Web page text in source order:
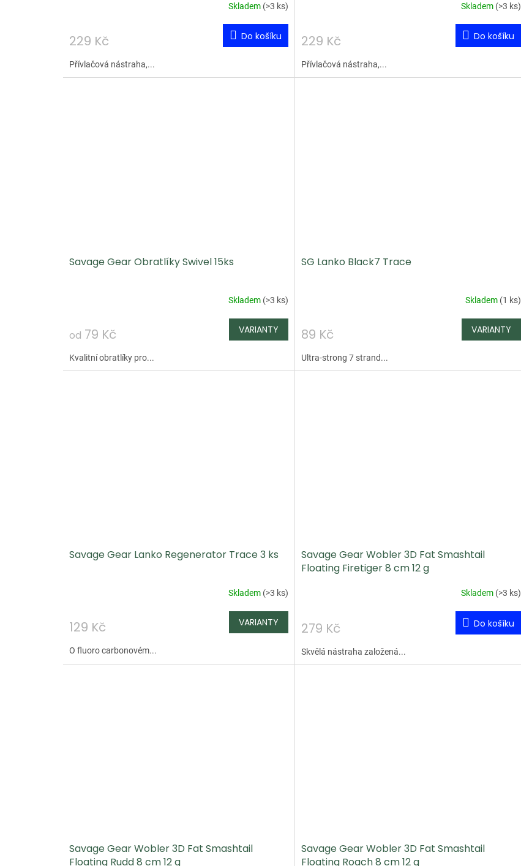
Skladem (>3 ks)
229 Kč Do košíku
Přívlačová nástraha,...
Skladem (>3 ks)
229 Kč Do košíku
Přívlačová nástraha,...
Savage Gear Obratlíky Swivel 15ks
Skladem (>3 ks)
od 79 Kč
Kvalitní obratlíky pro...
SG Lanko Black7 Trace
Skladem (1 ks)
89 Kč
Ultra-strong 7 strand...
Savage Gear Lanko Regenerator Trace 3 ks
Skladem (>3 ks)
129 Kč
O fluoro carbonovém...
Savage Gear Wobler 3D Fat Smashtail
Floating Firetiger 8 cm 12 g
Skladem (>3 ks)
279 Kč Do košíku
Skvělá nástraha založená...
Savage Gear Wobler 3D Fat Smashtail
Floating Rudd 8 cm 12 g
Savage Gear Wobler 3D Fat Smashtail
Floating Roach 8 cm 12 g